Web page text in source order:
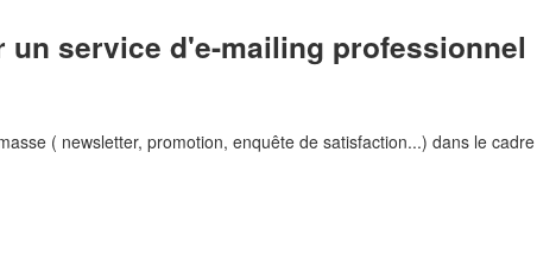
service d'e-mailing professionnel
( newsletter, promotion, enquête de satisfaction...) dans le cadre